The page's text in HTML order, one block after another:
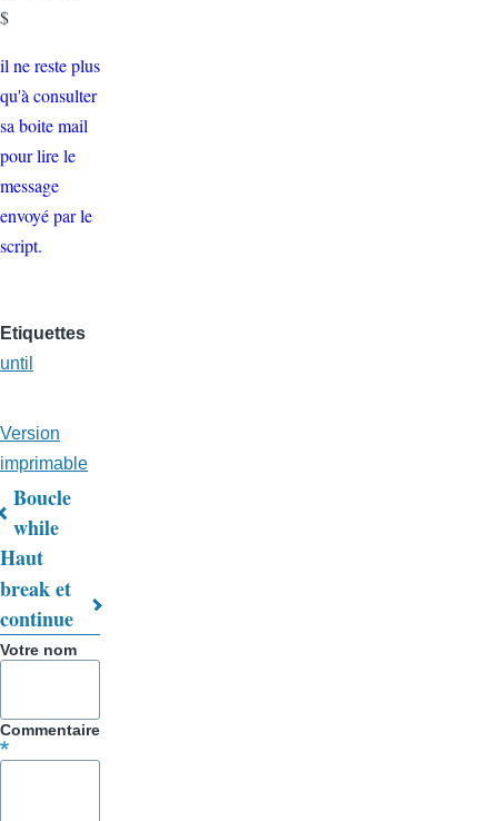
$
il ne reste plus
qu'à consulter
sa boite mail
pour lire le
message
envoyé par le
script.
Etiquettes
until
Version
imprimable
Liens
transversaux
de
livre
Trucs
&
Boucle
while
Haut
break et
continue
Votre nom
Commentaire